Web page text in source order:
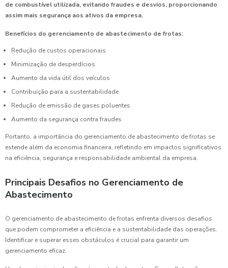
de combustível utilizada, evitando fraudes e desvios, proporcionando
assim mais segurança aos ativos da empresa.
Benefícios do gerenciamento de abastecimento de frotas:
Redução de custos operacionais
Minimização de desperdícios
Aumento da vida útil dos veículos
Contribuição para a sustentabilidade
Redução de emissão de gases poluentes
Aumento da segurança contra fraudes
Portanto, a importância do gerenciamento de abastecimento de frotas se
estende além da economia financeira, refletindo em impactos significativos
na eficiência, segurança e responsabilidade ambiental da empresa.
Principais Desafios no Gerenciamento de
Abastecimento
O gerenciamento de abastecimento de frotas enfrenta diversos desafios
que podem comprometer a eficiência e a sustentabilidade das operações.
Identificar e superar esses obstáculos é crucial para garantir um
gerenciamento eficaz.